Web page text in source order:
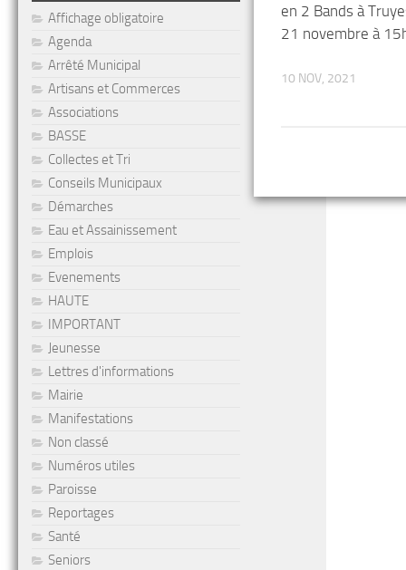
en 2 Bands à
21 novembre à
10 NOV, 2021
Affichage obligatoire
Agenda
Arrêté Municipal
Artisans et Commerces
Associations
BASSE
Collectes et Tri
Conseils Municipaux
Démarches
Eau et Assainissement
Emplois
Evenements
HAUTE
IMPORTANT
Jeunesse
Lettres d'informations
Mairie
Manifestations
Non classé
Numéros utiles
Paroisse
Reportages
Santé
Seniors